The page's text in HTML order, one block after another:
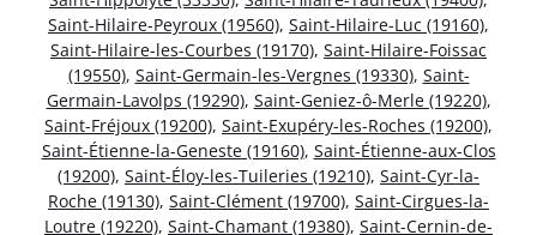
Saint-Hilaire-Peyroux (19560), Saint-Hilaire-Luc (19160),
Saint-Hilaire-les-Courbes (19170), Saint-Hilaire-Foissac
(19550), Saint-Germain-les-Vergnes (19330), Saint-
Germain-Lavolps (19290), Saint-Geniez-ô-Merle (19220),
Saint-Fréjoux (19200), Saint-Exupéry-les-Roches (19200),
Saint-Étienne-la-Geneste (19160), Saint-Étienne-aux-Clos
(19200), Saint-Éloy-les-Tuileries (19210), Saint-Cyr-la-
Roche (19130), Saint-Clément (19700), Saint-Cirgues-la-
Loutre (19220), Saint-Chamant (19380), Saint-Cernin-de-